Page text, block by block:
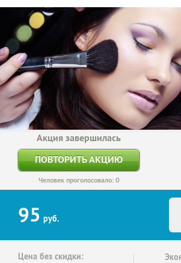
Акция завершилась
ПОВТОРИТЬ АКЦИЮ
Человек проголосовало: 0
95 руб.
Цена без скидки: